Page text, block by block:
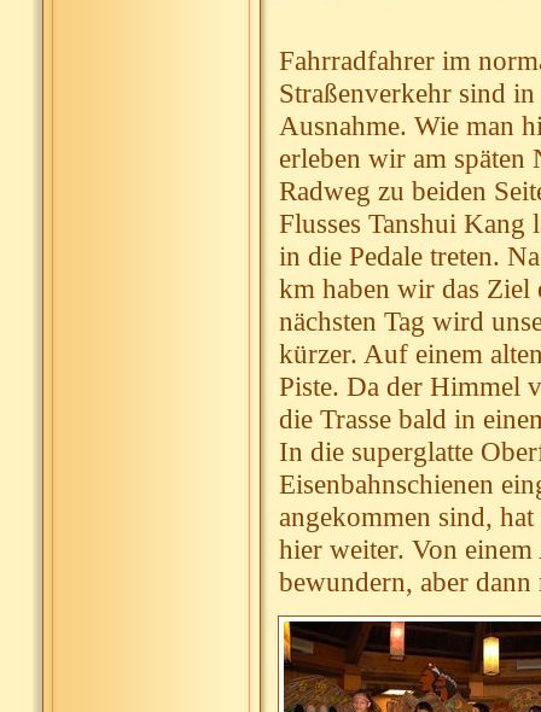
Fahrradfahrer im
Straßenverkehr sind
Ausnahme. Wie man
erleben wir am späten
Radweg zu beiden
Flusses Tanshui Kang
in die Pedale treten.
km haben wir das Ziel
nächsten Tag wird
kürzer. Auf einem
Piste. Da der Himmel
die Trasse bald in
In die superglatte
Eisenbahnschienen
angekommen sind,
hier weiter. Von
bewundern, aber